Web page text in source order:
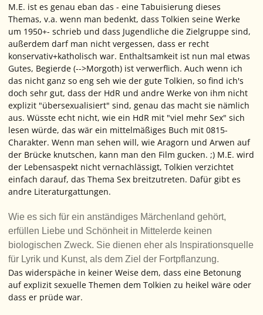
M.E. ist es genau eban das - eine Tabuisierung dieses
Themas, v.a. wenn man bedenkt, dass Tolkien seine Werke
um 1950+- schrieb und dass Jugendliche die Zielgruppe sind,
außerdem darf man nicht vergessen, dass er recht
konservativ+katholisch war. Enthaltsamkeit ist nun mal etwas
Gutes, Begierde (-->Morgoth) ist verwerflich. Auch wenn ich
das nicht ganz so eng seh wie der gute Tolkien, so find ich's
doch sehr gut, dass der HdR und andre Werke von ihm nicht
explizit "übersexualisiert" sind, genau das macht sie nämlich
aus. Wüsste echt nicht, wie ein HdR mit "viel mehr Sex" sich
lesen würde, das wär ein mittelmäßiges Buch mit 0815-
Charakter. Wenn man sehen will, wie Aragorn und Arwen auf
der Brücke knutschen, kann man den Film gucken. ;) M.E. wird
der Lebensaspekt nicht vernachlässigt, Tolkien verzichtet
einfach darauf, das Thema Sex breitzutreten. Dafür gibt es
andre Literaturgattungen.
Wie es sich für ein anständiges Märchenland gehört,
erfüllen Liebe und Schönheit in Mittelerde keinen
biologischen Zweck. Sie dienen eher als Inspirationsquelle
für Lyrik und Kunst, als dem Ziel der Fortpflanzung.
Das widerspäche in keiner Weise dem, dass eine Betonung
auf explizit sexuelle Themen dem Tolkien zu heikel wäre oder
dass er prüde war.